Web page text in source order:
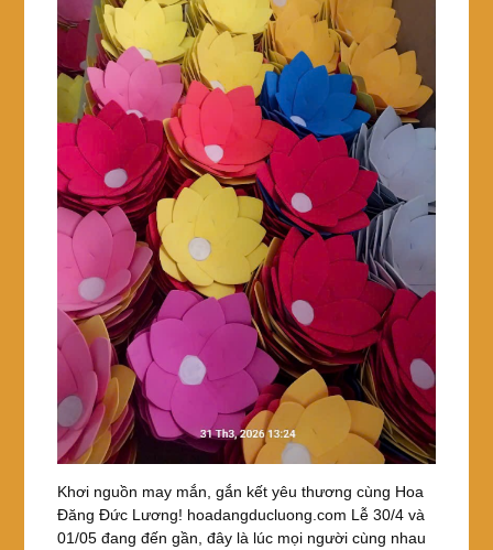
Khơi nguồn may mắn, gắn kết yêu thương cùng Hoa
Đăng Đức Lương! hoadangducluong.com Lễ 30/4 và
01/05 đang đến gần, đây là lúc mọi người cùng nhau